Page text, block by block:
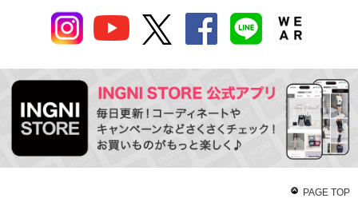
PAGE TOP